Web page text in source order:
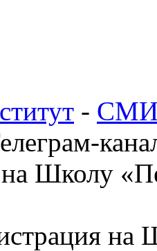
- СМИ
Школу
на